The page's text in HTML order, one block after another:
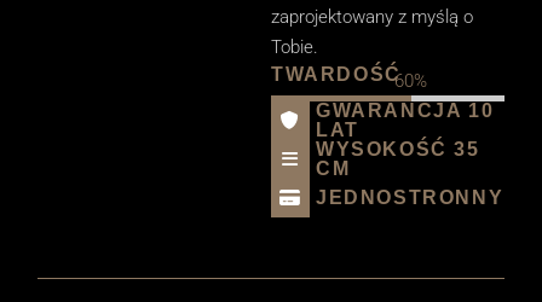
zaprojektowany z myślą o
Tobie.
60%
TWARDOŚĆ
GWARANCJA 10
LAT
WYSOKOŚĆ 35
CM
JEDNOSTRONNY